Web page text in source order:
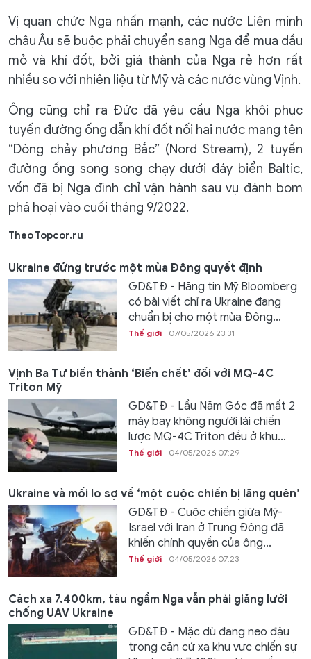
Vị quan chức Nga nhấn mạnh, các nước Liên minh
châu Âu sẽ buộc phải chuyển sang Nga để mua dầu
mỏ và khí đốt, bởi giá thành của Nga rẻ hơn rất
nhiều so với nhiên liệu từ Mỹ và các nước vùng Vịnh.
Ông cũng chỉ ra Đức đã yêu cầu Nga khôi phục
tuyến đường ống dẫn khí đốt nối hai nước mang tên
“Dòng chảy phương Bắc” (Nord Stream), 2 tuyến
đường ống song song chạy dưới đáy biển Baltic,
vốn đã bị Nga đình chỉ vận hành sau vụ đánh bom
phá hoại vào cuối tháng 9/2022.
Theo Topcor.ru
Ukraine đứng trước một mùa Đông quyết định
GD&TĐ - Hãng tin Mỹ Bloomberg
có bài viết chỉ ra Ukraine đang
chuẩn bị cho một mùa Đông...
Thế giới 07/05/2026 23:31
Vịnh Ba Tư biến thành ‘Biển chết’ đối với MQ-4C
Triton Mỹ
GD&TĐ - Lầu Năm Góc đã mất 2
máy bay không người lái chiến
lược MQ-4C Triton đều ở khu...
Thế giới 04/05/2026 07:29
Ukraine và mối lo sợ về ‘một cuộc chiến bị lãng quên’
GD&TĐ - Cuộc chiến giữa Mỹ-
Israel với Iran ở Trung Đông đã
khiến chính quyền của ông...
Thế giới 04/05/2026 07:23
Cách xa 7.400km, tàu ngầm Nga vẫn phải giăng lưới
chống UAV Ukraine
GD&TĐ - Mặc dù đang neo đậu
trong căn cứ xa khu vực chiến sự